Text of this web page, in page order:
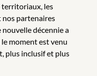
les
partenaires
décennie a
moment est venu
plus inclusif et plus